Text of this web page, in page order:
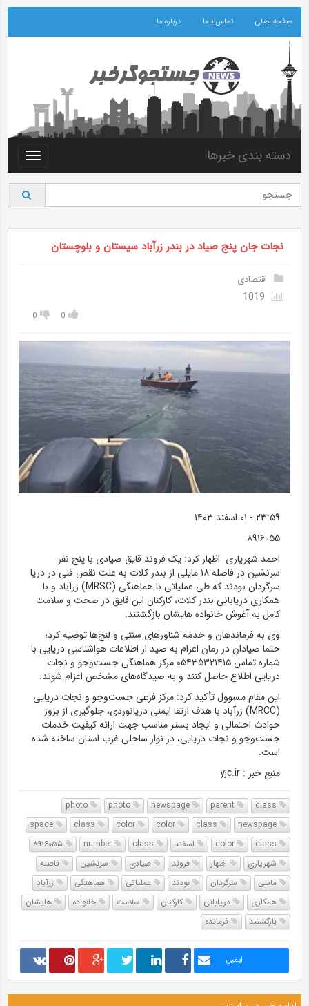
صفحه اصلی تماس باما درباره ما
Toggle
دسته بندی خبرها
نجات جان پنج صیاد در بندر زرآباد سیستان و بلوچستان
اقتصادی
0
0
۲۳:۵۹
۰۱ اسفند ۱۴۰۳
۸۹۱۶۰۵۵
احمد شهریاری اظهار کرد: یک فروند قایق صیادی با پنج نفر
سرنشین در فاصله ۱۸ مایلی از بندر کلات به علت نقص فنی در دریا
سرگردان بودند که طی عملیاتی با هماهنگی (MRSC) زرآباد و با
همکاری دریابانی بندر کلات، کارکنان این قایق در صحت و سلامت
کامل به آغوش خانواده هایشان بازگشتند.
وی به فرماندهان و خدمه شناور‌های سنتی و لنج‌ها توصیه کرد؛
حتما صیادان در زمان اعزام به صید از اطلاعات هواشناسی دریایی با
شماره تماس ۰۵۴۳۵۳۲۱۴۱۵ مرکز هماهنگی جست‌و‌جو و نجات
دریایی اطلاع حاصل کنند و به صیدگاه‌های مشخص اعزام شوند.
این مقام مسوول تأکید کرد: مرکز فرعی جست‌و‌جو و نجات دریایی
(MRCC) زرآباد با هدف ارتقا ایمنی دریانوردی، جلوگیری از بروز
حوادث احتمالی و ایجاد بستر مناسب جهت ارائه کیفیت خدمات
جست‌و‌جو و نجات دریایی، در نوار ساحلی غرب استان ساخته شده
است.
منبع خبر : yjc.ir
class
parent
newspage
photo
photo
newspage
class
color
color
class
space
class
color اسفند class
number
۸۹۱۶۰۵۵
شهریاری
اظهار فروند صیادی سرنشین
فاصله
مایلی
سرگردان بودند عملیاتی هماهنگی
زرآباد
همکاری
دریابانی کارکنان سلامت خانواده
هایشان
بازگشتند
فرمانده
ایمیل